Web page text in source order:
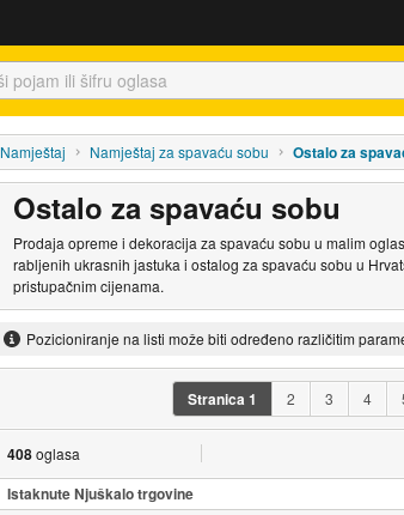
Namještaj Namještaj za spavaću sobu Ostalo za
Ostalo za spavaću sobu
Prodaja opreme i dekoracija za spavaću sobu u malim
rabljenih ukrasnih jastuka i ostalog za spavaću sobu u
pristupačnim cijenama.
Pozicioniranje na listi može biti određeno različitim
Stranica1 2 3 4
408oglasa
Istaknute Njuškalo trgovine